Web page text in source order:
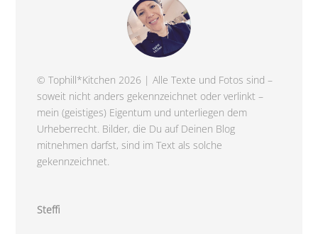
© Tophill*Kitchen 2026 | Alle Texte und Fotos sind –
soweit nicht anders gekennzeichnet oder verlinkt –
mein (geistiges) Eigentum und unterliegen dem
Urheberrecht. Bilder, die Du auf Deinen Blog
mitnehmen darfst, sind im Text als solche
gekennzeichnet.
Steffi